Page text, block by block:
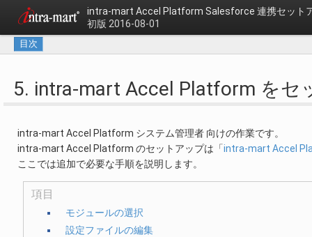
intra-mart Accel Platform Salesforce 連携セット
初版 2016-08-01
目次
5. intra-mart Accel Platform をセ
intra-mart Accel Platform システム管理者 向けの作業です。
intra-mart Accel Platform のセットアップは「intra-mart Accel
ここでは追加で必要な手順を説明します。
項目
モジュールの選択
設定ファイルの編集